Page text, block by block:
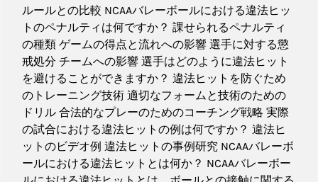
ルールとの比較 NCAAバレーボールにおける違法ヒッ
トのペナルティは何ですか？ 課せられるペナルティ
の種類 ゲームの得点と流れへの影響 選手に対する懲
戒処分 チームへの影響 選手はどのように違法ヒット
を避けることができますか？ 違法ヒットを防ぐため
のトレーニング技術 適切なフォームと技術のための
ドリル 合法的なプレーのためのコーチング戦略 実際
の試合における違法ヒットの例は何ですか？ 違法ヒ
ットのビデオ例 違法ヒットの事例研究 NCAAバレーボ
ールにおける違法ヒットとは何か？ NCAAバレーボー